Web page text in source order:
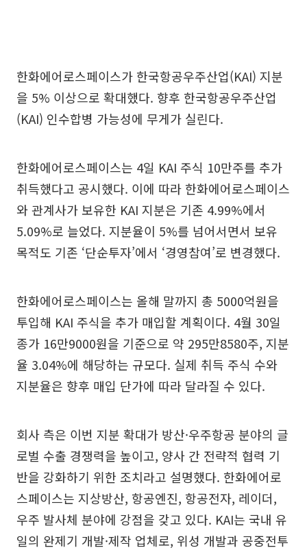
한화에어로스페이스가 한국항공우주산업(KAI) 지분
을 5% 이상으로 확대했다. 향후 한국항공우주산업
(KAI) 인수합병 가능성에 무게가 실린다.
한화에어로스페이스는 4일 KAI 주식 10만주를 추가
취득했다고 공시했다. 이에 따라 한화에어로스페이스
와 관계사가 보유한 KAI 지분은 기존 4.99%에서
5.09%로 늘었다. 지분율이 5%를 넘어서면서 보유
목적도 기존 ‘단순투자’에서 ‘경영참여’로 변경했다.
한화에어로스페이스는 올해 말까지 총 5000억원을
투입해 KAI 주식을 추가 매입할 계획이다. 4월 30일
종가 16만9000원을 기준으로 약 295만8580주, 지분
율 3.04%에 해당하는 규모다. 실제 취득 주식 수와
지분율은 향후 매입 단가에 따라 달라질 수 있다.
회사 측은 이번 지분 확대가 방산·우주항공 분야의 글
로벌 수출 경쟁력을 높이고, 양사 간 전략적 협력 기
반을 강화하기 위한 조치라고 설명했다. 한화에어로
스페이스는 지상방산, 항공엔진, 항공전자, 레이더,
우주 발사체 분야에 강점을 갖고 있다. KAI는 국내 유
일의 완제기 개발·제작 업체로, 위성 개발과 공중전투